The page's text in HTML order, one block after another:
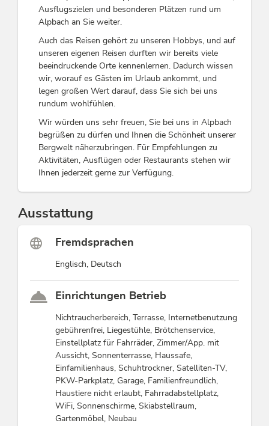
Ausflugszielen und besonderen Plätzen rund um
Alpbach an Sie weiter.
Auch das Reisen gehört zu unseren Hobbys, und auf
unseren eigenen Reisen durften wir bereits viele
beeindruckende Orte kennenlernen. Dadurch wissen
wir, worauf es Gästen im Urlaub ankommt, und
legen großen Wert darauf, dass Sie sich bei uns
rundum wohlfühlen.
Wir würden uns sehr freuen, Sie bei uns in Alpbach
begrüßen zu dürfen und Ihnen die Schönheit unserer
Bergwelt näherzubringen. Für Empfehlungen zu
Aktivitäten, Ausflügen oder Restaurants stehen wir
Ihnen jederzeit gerne zur Verfügung.
Ausstattung
Fremdsprachen
Englisch, Deutsch
Einrichtungen Betrieb
Nichtraucherbereich, Terrasse, Internetbenutzung
gebührenfrei, Liegestühle, Brötchenservice,
Einstellplatz für Fahrräder, Zimmer/App. mit
Aussicht, Sonnenterrasse, Haussafe,
Einfamilienhaus, Schuhtrockner, Satelliten-TV,
PKW-Parkplatz, Garage, Familienfreundlich,
Haustiere nicht erlaubt, Fahrradabstellplatz,
WiFi, Sonnenschirme, Skiabstellraum,
Gartenmöbel, Neubau